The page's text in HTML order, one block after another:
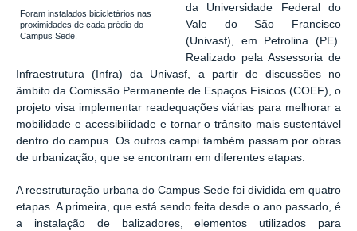
Foram instalados bicicletários nas
proximidades de cada prédio do
Campus Sede.
da Universidade Federal do
Vale do São Francisco
(Univasf), em Petrolina (PE).
Realizado pela Assessoria de
Infraestrutura (Infra) da Univasf, a partir de discussões no
âmbito da Comissão Permanente de Espaços Físicos (COEF), o
projeto visa implementar readequações viárias para melhorar a
mobilidade e acessibilidade e tornar o trânsito mais sustentável
dentro do campus. Os outros campi também passam por obras
de urbanização, que se encontram em diferentes etapas.
A reestruturação urbana do Campus Sede foi dividida em quatro
etapas. A primeira, que está sendo feita desde o ano passado, é
a instalação de balizadores, elementos utilizados para